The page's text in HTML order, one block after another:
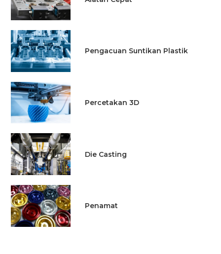
Pengacuan Suntikan Plastik
Percetakan 3D
Die Casting
Penamat